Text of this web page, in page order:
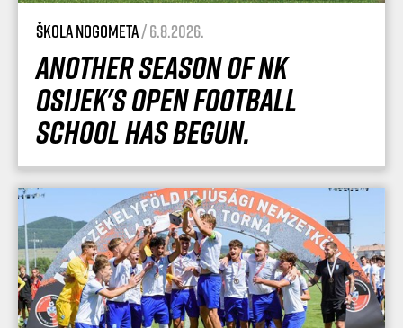
Škola nogometa/ 6.8.2026.
Another season of NK
Osijek's Open Football
School has begun.